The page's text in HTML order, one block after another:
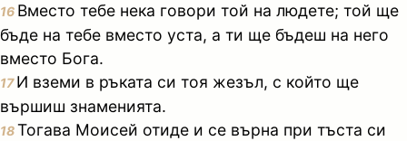
16 Вместо тебе нека говори той на людете; той ще
бъде на тебе вместо уста, а ти ще бъдеш на него
вместо Бога.
17И вземи в ръката си тоя жезъл, с който ще
вършиш знаменията.
18Тогава Моисей отиде и се върна при тъста си